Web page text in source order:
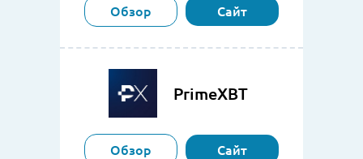
Обзор Сайт
PrimeXBT
Обзор Сайт